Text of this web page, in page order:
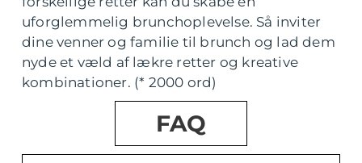
uforglemmelig brunchoplevelse. Så inviter
dine venner og familie til brunch og lad dem
nyde et væld af lækre retter og kreative
kombinationer. (* 2000 ord)
FAQ